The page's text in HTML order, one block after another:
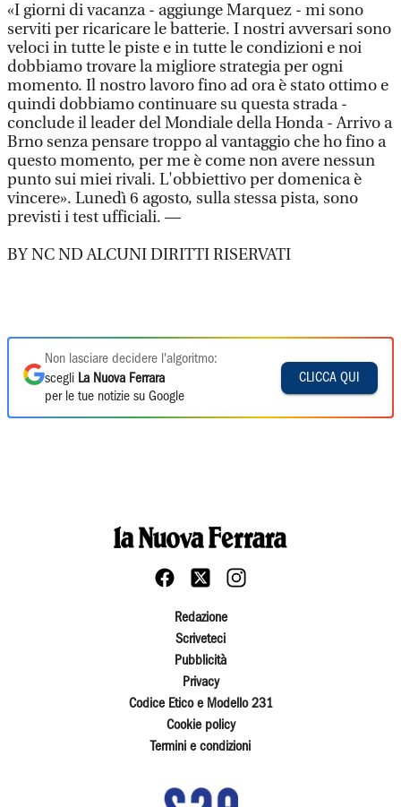
«I giorni di vacanza - aggiunge Marquez - mi sono
serviti per ricaricare le batterie. I nostri avversari sono
veloci in tutte le piste e in tutte le condizioni e noi
dobbiamo trovare la migliore strategia per ogni
momento. Il nostro lavoro fino ad ora è stato ottimo e
quindi dobbiamo continuare su questa strada -
conclude il leader del Mondiale della Honda - Arrivo a
Brno senza pensare troppo al vantaggio che ho fino a
questo momento, per me è come non avere nessun
punto sui miei rivali. L'obbiettivo per domenica è
vincere». Lunedì 6 agosto, sulla stessa pista, sono
previsti i test ufficiali. —
BY NC ND ALCUNI DIRITTI RISERVATI
Non lasciare decidere l'algoritmo:
scegli La Nuova Ferrara
per le tue notizie su Google
CLICCA QUI
Redazione
Scriveteci
Pubblicità
Privacy
Codice Etico e Modello 231
Cookie policy
Termini e condizioni